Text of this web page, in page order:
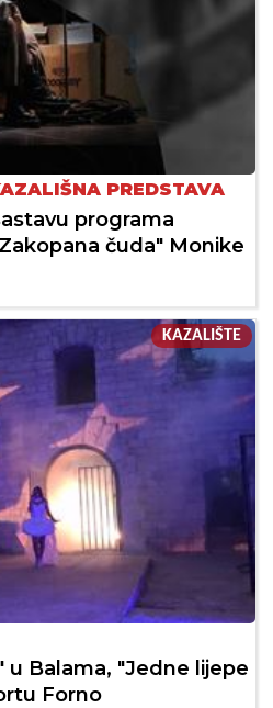
PREDSTAVA
programa
čuda" Monike
KAZALIŠTE
u Balama, "Jedne lijepe
Forno